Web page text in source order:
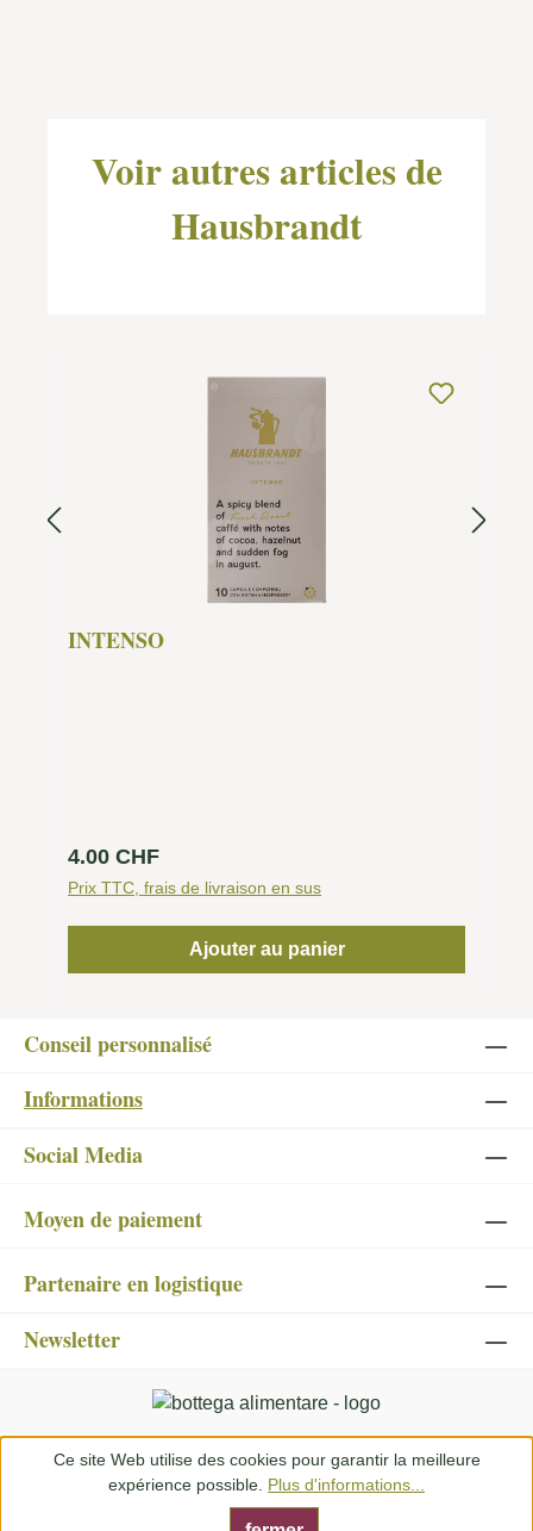
Voir autres articles de
Hausbrandt
INTENSO
Prix régulier :
4.00 CHF
Prix TTC, frais de livraison en sus
Ajouter au panier
Conseil personnalisé
Informations
Social Media
Moyen de paiement
Partenaire en logistique
Newsletter
Ce site Web utilise des cookies pour garantir la meilleure
expérience possible. Plus d'informations...